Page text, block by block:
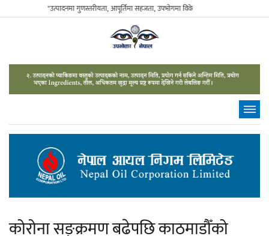
"उत्पादनमा गुणस्तरीयता, आपूर्तिमा सहजता, उपभोगमा विवेकशीलता" - The Sustainable
कोरोना सङ्क्रमण बढेपछि काठमाडौँको